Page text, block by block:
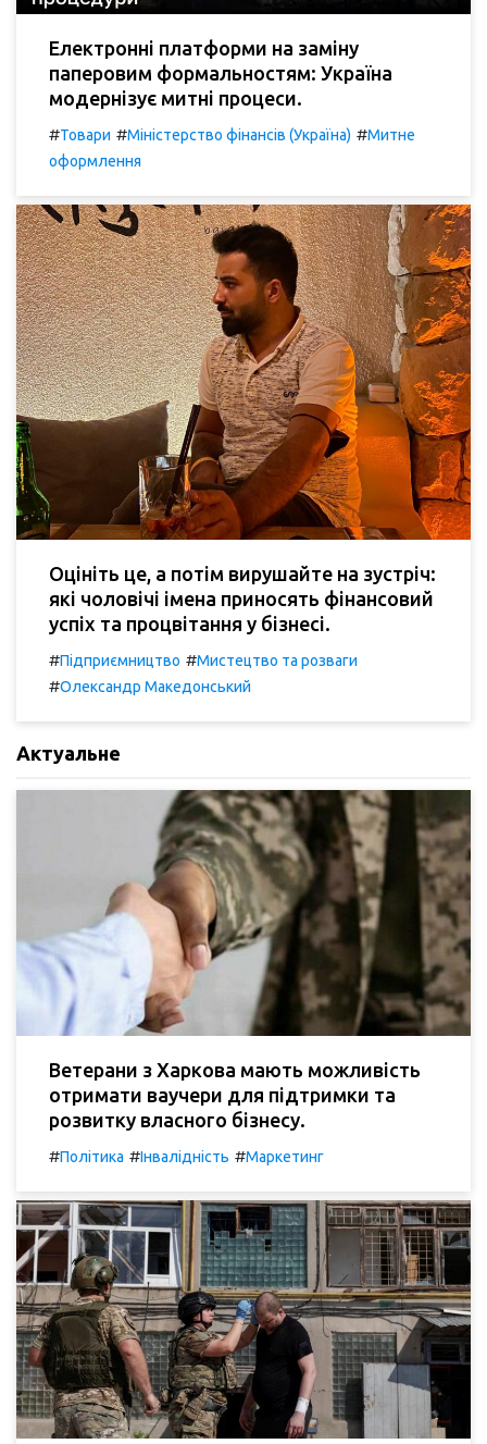
Електронні платформи на заміну
паперовим формальностям: Україна
модернізує митні процеси.
#Товари #Міністерство фінансів (Україна) #Митне
оформлення
Оцініть це, а потім вирушайте на зустріч:
які чоловічі імена приносять фінансовий
успіх та процвітання у бізнесі.
#Підприємництво #Мистецтво та розваги
#Олександр Македонський
Актуальне
Ветерани з Харкова мають можливість
отримати ваучери для підтримки та
розвитку власного бізнесу.
#Політика #Інвалідність #Маркетинг